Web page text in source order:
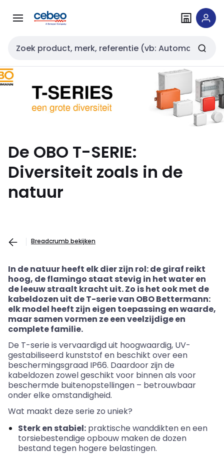
naar
naar
Zoekveld invoer
De OBO T-SERIE:
Diversiteit zoals in de
natuur
Breadcrumb bekijken
In de natuur heeft elk dier zijn rol: de giraf reikt
hoog, de flamingo staat stevig in het water en
de leeuw straalt kracht uit. Zo is het ook met de
kabeldozen uit de T-serie van OBOBettermann:
elk model heeft zijn eigen toepassing en waarde,
maar samen vormen ze een veelzijdige en
complete familie.
De T-serie is vervaardigd uit hoogwaardig, UV-
gestabiliseerd kunststof en beschikt over een
beschermingsgraad IP66. Daardoor zijn de
kabeldozen zowel geschikt voor binnen als voor
beschermde buitenopstellingen – betrouwbaar
onder elke omstandigheid.
Wat maakt deze serie zo uniek?
Sterk en stabiel: praktische wanddikten en een
torsiebestendige opbouw maken de dozen
bestand tegen hogere belastingen.